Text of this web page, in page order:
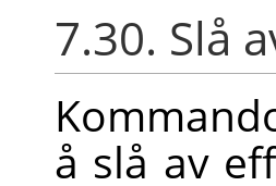
7.30. Slå
å slå av